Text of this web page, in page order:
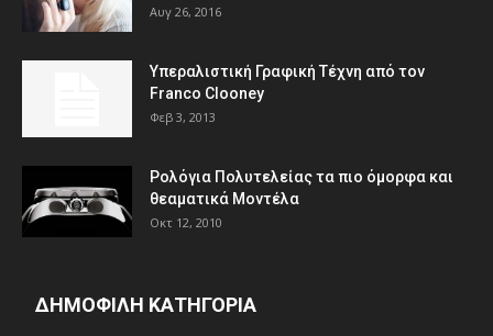
Αυγ 26, 2016
Υπεραλιστική Γραφική Τέχνη από τον
Franco Clooney
Φεβ 3, 2013
Ρολόγια Πολυτελείας τα πιο όμορφα και
θεαματικά Μοντέλα
Οκτ 12, 2010
ΔΗΜΟΦΙΛΗ ΚΑΤΗΓΟΡΙΑ